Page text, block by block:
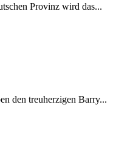
Provinz wird das...
den treuherzigen Barry...